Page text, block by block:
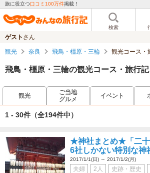
旅に役立つ口コミ100万件掲載！
検索
ゲスト さん
観光 奈良 飛鳥・橿原・三輪 観光コース・
飛鳥・橿原・三輪の観光コース・旅行記
観光
ご当地
グルメ
イベント
1 - 30件 （全194件中）
★神社まとめ★「二十
6社しかない特別な神
2017/1/1(日) ～ 2017/1/2(月)
夫婦 2人 史跡・歴史